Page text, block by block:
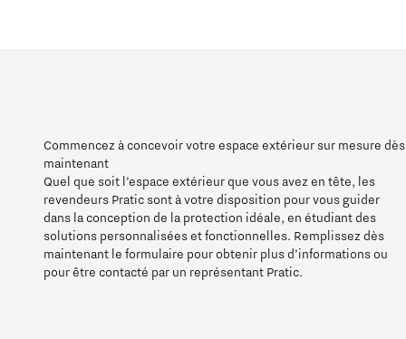
Commencez à concevoir votre espace extérieur sur mesure dès
maintenant
Quel que soit l’espace extérieur que vous avez en tête, les
revendeurs Pratic sont à votre disposition pour vous guider
dans la conception de la protection idéale, en étudiant des
solutions personnalisées et fonctionnelles. Remplissez dès
maintenant le formulaire pour obtenir plus d’informations ou
pour être contacté par un représentant Pratic.